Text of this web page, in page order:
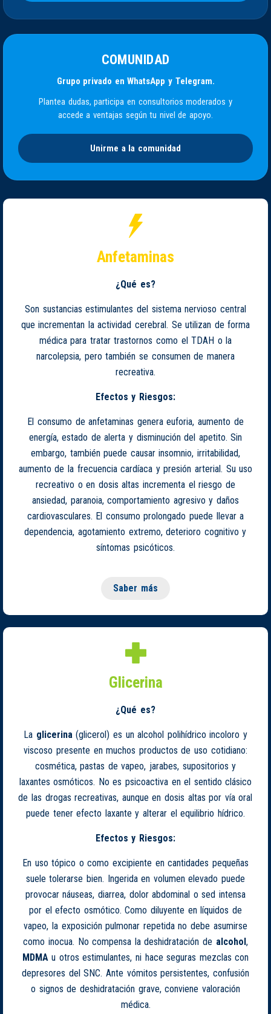
COMUNIDAD
Grupo privado en WhatsApp y Telegram.
Plantea dudas, participa en consultorios moderados y
accede a ventajas según tu nivel de apoyo.
Unirme a la comunidad
Anfetaminas
¿Qué es?
Son sustancias estimulantes del sistema nervioso central
que incrementan la actividad cerebral. Se utilizan de forma
médica para tratar trastornos como el TDAH o la
narcolepsia, pero también se consumen de manera
recreativa.
Efectos y Riesgos:
El consumo de anfetaminas genera euforia, aumento de
energía, estado de alerta y disminución del apetito. Sin
embargo, también puede causar insomnio, irritabilidad,
aumento de la frecuencia cardíaca y presión arterial. Su uso
recreativo o en dosis altas incrementa el riesgo de
ansiedad, paranoia, comportamiento agresivo y daños
cardiovasculares. El consumo prolongado puede llevar a
dependencia, agotamiento extremo, deterioro cognitivo y
síntomas psicóticos.
Saber más
Glicerina
¿Qué es?
La glicerina(glicerol) es un alcohol polihídrico incoloro y
viscoso presente en muchos productos de uso cotidiano:
cosmética, pastas de vapeo, jarabes, supositorios y
laxantes osmóticos. No es psicoactiva en el sentido clásico
de las drogas recreativas, aunque en dosis altas por vía oral
puede tener efecto laxante y alterar el equilibrio hídrico.
Efectos y Riesgos:
En uso tópico o como excipiente en cantidades pequeñas
suele tolerarse bien. Ingerida en volumen elevado puede
provocar náuseas, diarrea, dolor abdominal o sed intensa
por el efecto osmótico. Como diluyente en líquidos de
vapeo, la exposición pulmonar repetida no debe asumirse
como inocua. No compensa la deshidratación de alcohol,
MDMAu otros estimulantes, ni hace seguras mezclas con
depresores del SNC. Ante vómitos persistentes, confusión
o signos de deshidratación grave, conviene valoración
médica.